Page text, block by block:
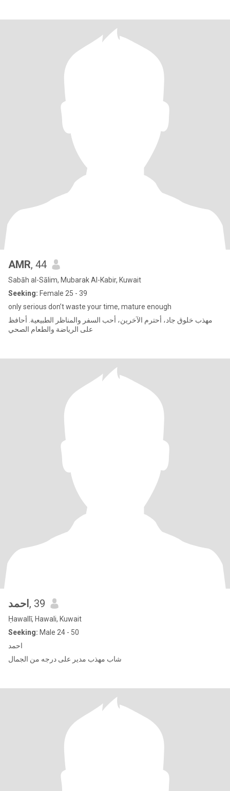
AMR, 44
Sabāh al-Sālim, Mubarak Al-Kabir, Kuwait
Seeking: Female 25 - 39
only serious don’t waste your time, mature enough
مهذب خلوق جاد، أحترم الآخرين، أحب السفر والمناظر الطبيعية. أحافظ
على الرياضة والطعام الصحي
احمد , 39
Ḥawallī, Hawali, Kuwait
Seeking: Male 24 - 50
احمد
شاب مهذب مدير على درجه من الجمال